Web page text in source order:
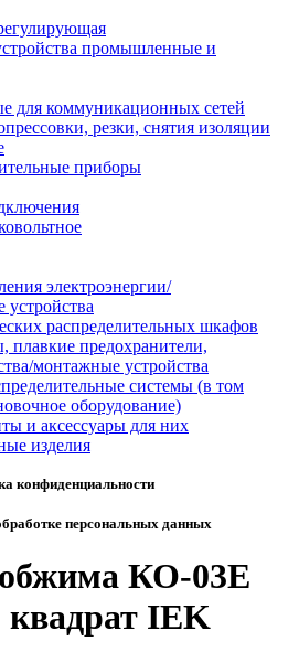
промышленные и
для коммуникационных сетей
резки, снятия изоляции
приборы
электроэнергии/
устройства
распределительных шкафов
плавкие предохранители,
монтажные устройства
системы (в том
оборудование)
и аксессуары для них
изделия
конфиденциальности
персональных данных
КО-03Е
IEK